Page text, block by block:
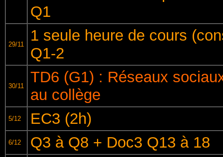
Q1
29/11
1 seule heure de cours
Q1-2
30/11
TD6 (G1) : Réseaux
au collège
5/12 EC3 (2h)
6/12 Q3 à Q8 + Doc3 Q13 à 18